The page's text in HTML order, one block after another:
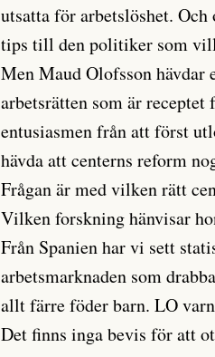
utsatta för arbetslöshet.
tips till den politiker som
Men Maud Olofsson
arbetsrätten som är
entusiasmen från att först
hävda att centerns reform
Frågan är med vilken rätt
Vilken forskning hänvisar
Från Spanien har vi sett
arbetsmarknaden som
allt färre föder barn. LO
Det finns inga bevis för att